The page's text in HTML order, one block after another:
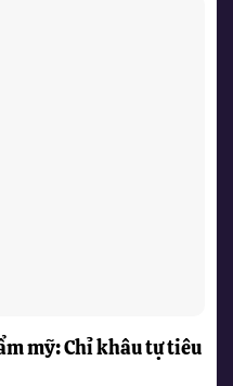
mỹ: Chỉ khâu tự tiêu